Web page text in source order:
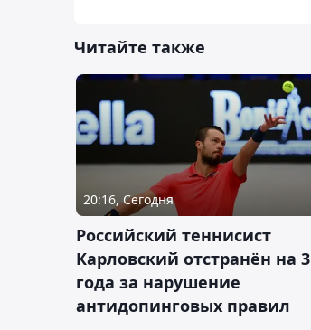
Читайте также
20:16, Сегодня
Российский теннисист
Карловский отстранён на 3
года за нарушение
антидопинговых правил